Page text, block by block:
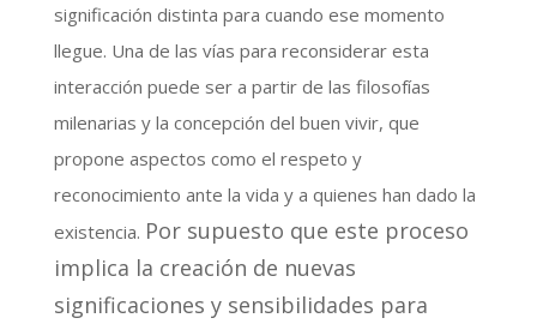
significación distinta para cuando ese momento
llegue. Una de las vías para reconsiderar esta
interacción puede ser a partir de las filosofías
milenarias y la concepción del buen vivir, que
propone aspectos como el respeto y
reconocimiento ante la vida y a quienes han dado la
existencia. Por supuesto que este proceso
implica la creación de nuevas
significaciones y sensibilidades para